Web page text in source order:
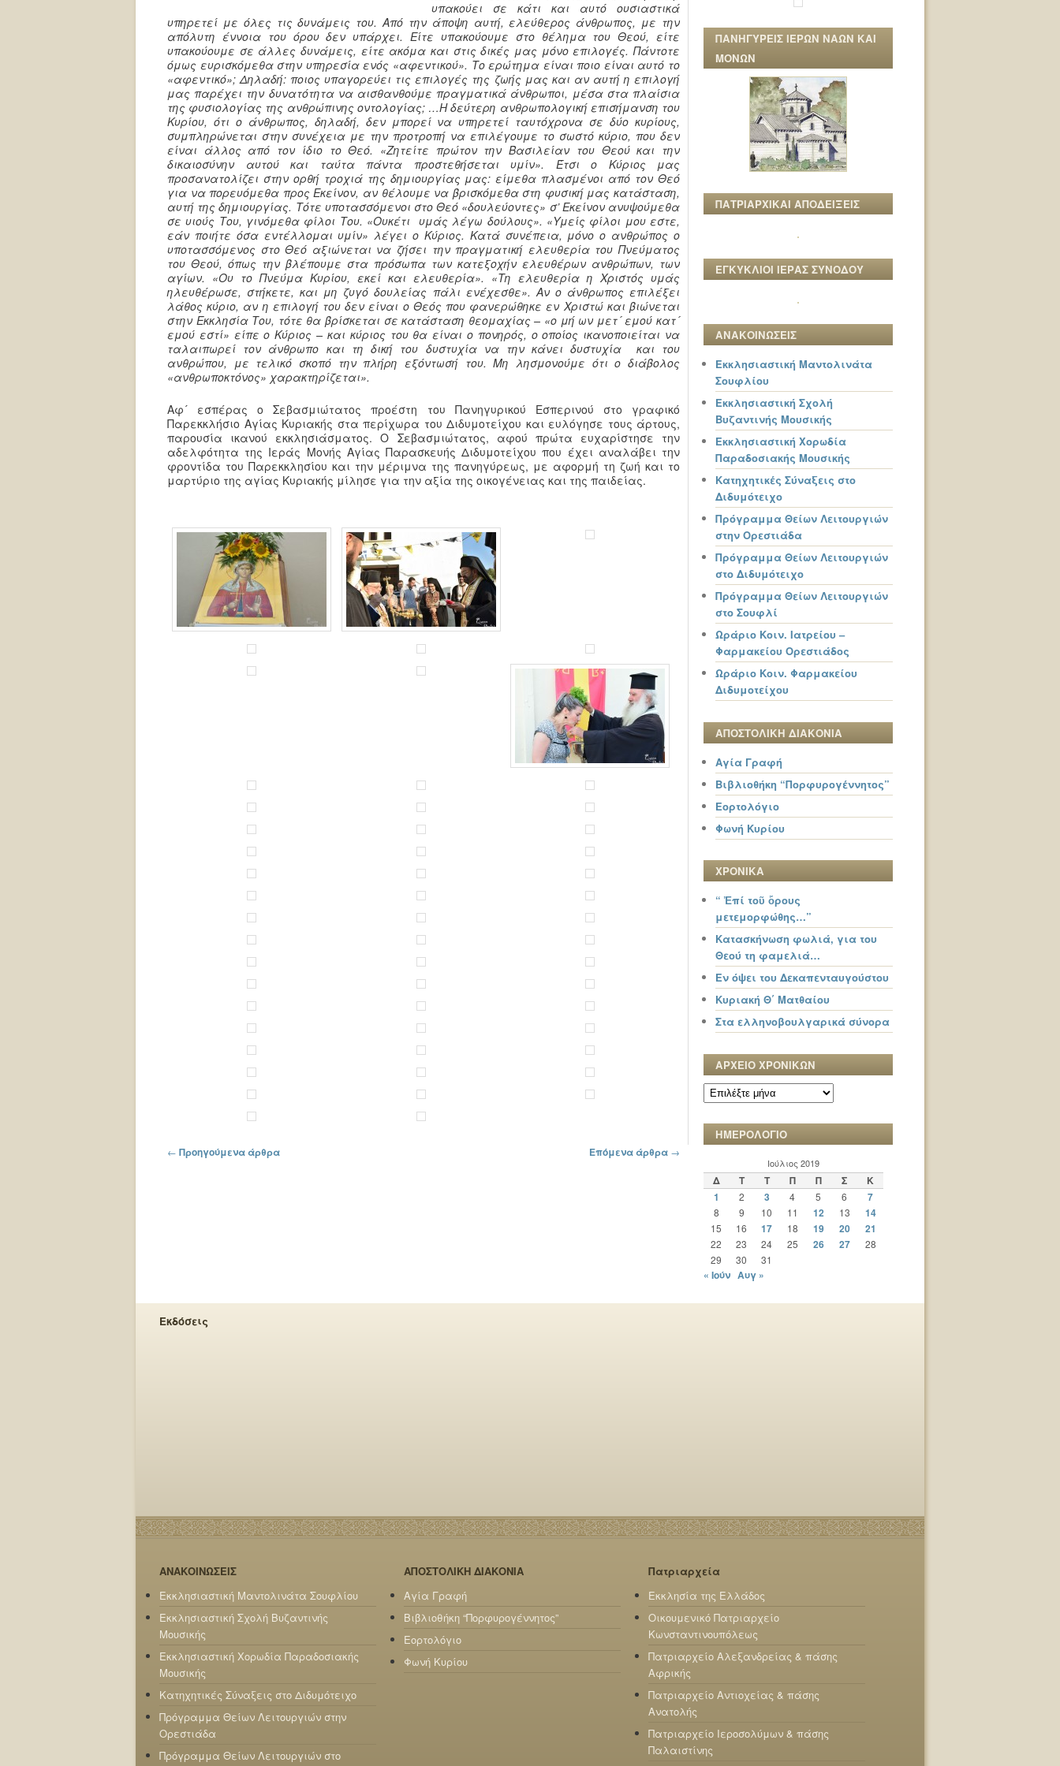
υπακούει σε κάτι και αυτό ουσιαστικά
υπηρετεί με όλες τις δυνάμεις του. Από την άποψη αυτή, ελεύθερος άνθρωπος, με την
απόλυτη έννοια του όρου δεν υπάρχει. Είτε υπακούουμε στο θέλημα του Θεού, είτε
υπακούουμε σε άλλες δυνάμεις, είτε ακόμα και στις δικές μας μόνο επιλογές. Πάντοτε
όμως ευρισκόμεθα στην υπηρεσία ενός «αφεντικού». Το ερώτημα είναι ποιο είναι αυτό το
«αφεντικό»; Δηλαδή: ποιος υπαγορεύει τις επιλογές της ζωής μας και αν αυτή η επιλογή
μας παρέχει την δυνατότητα να αισθανθούμε πραγματικά άνθρωποι, μέσα στα πλαίσια
της φυσιολογίας της ανθρώπινης οντολογίας; …Η δεύτερη ανθρωπολογική επισήμανση του
Κυρίου, ότι ο άνθρωπος, δηλαδή, δεν μπορεί να υπηρετεί ταυτόχρονα σε δύο κυρίους,
συμπληρώνεται στην συνέχεια με την προτροπή να επιλέγουμε το σωστό κύριο, που δεν
είναι άλλος από τον ίδιο το Θεό. «Ζητείτε πρώτον την Βασιλείαν του Θεού και την
δικαιοσύνην αυτού και ταύτα πάντα προστεθήσεται υμίν». Έτσι ο Κύριος μας
προσανατολίζει στην ορθή τροχιά της δημιουργίας μας: είμεθα πλασμένοι από τον Θεό
για να πορευόμεθα προς Εκείνον, αν θέλουμε να βρισκόμεθα στη φυσική μας κατάσταση,
αυτή της δημιουργίας. Τότε υποτασσόμενοι στο Θεό «δουλεύοντες» σ’ Εκείνον ανυψούμεθα
σε υιούς Του, γινόμεθα φίλοι Του. «Ουκέτι υμάς λέγω δούλους». «Υμείς φίλοι μου εστε,
εάν ποιήτε όσα εντέλλομαι υμίν» λέγει ο Κύριος. Κατά συνέπεια, μόνο ο ανθρώπος ο
υποτασσόμενος στο Θεό αξιώνεται να ζήσει την πραγματική ελευθερία του Πνεύματος
του Θεού, όπως την βλέπουμε στα πρόσωπα των κατεξοχήν ελευθέρων ανθρώπων, των
αγίων. «Ου το Πνεύμα Κυρίου, εκεί και ελευθερία». «Τη ελευθερία η Χριστός υμάς
ηλευθέρωσε, στήκετε, και μη ζυγό δουλείας πάλι ενέχεσθε». Αν ο άνθρωπος επιλέξει
λάθος κύριο, αν η επιλογή του δεν είναι ο Θεός που φανερώθηκε εν Χριστώ και βιώνεται
στην Εκκλησία Του, τότε θα βρίσκεται σε κατάσταση θεομαχίας – «ο μή ων μετ´ εμού κατ´
εμού εστί» είπε ο Κύριος – και κύριος του θα είναι ο πονηρός, ο οποίος ικανοποιείται να
ταλαιπωρεί τον άνθρωπο και τη δική του δυστυχία να την κάνει δυστυχία και του
ανθρώπου, με τελικό σκοπό την πλήρη εξόντωσή του. Μη λησμονούμε ότι ο διάβολος
«ανθρωποκτόνος» χαρακτηρίζεται».
Αφ´ εσπέρας ο Σεβασμιώτατος προέστη του Πανηγυρικού Εσπερινού στο γραφικό
Παρεκκλήσιο Αγίας Κυριακής στα περίχωρα του Διδυμοτείχου και ευλόγησε τους άρτους,
παρουσία ικανού εκκλησιάσματος. Ο Σεβασμιώτατος, αφού πρώτα ευχαρίστησε την
αδελφότητα της Ιεράς Μονής Αγίας Παρασκευής Διδυμοτείχου που έχει αναλάβει την
φροντίδα του Παρεκκλησίου και την μέριμνα της πανηγύρεως, με αφορμή τη ζωή και το
μαρτύριο της αγίας Κυριακής μίλησε για την αξία της οικογένειας και της παιδείας.
Πλοήγηση στα άρθρα
← Προηγούμενα άρθρα Επόμενα άρθρα →
ΠΑΝΗΓΥΡΕΙΣ ΙΕΡΩΝ ΝΑΩΝ ΚΑΙ
ΜΟΝΩΝ
ΠΑΤΡΙΑΡΧΙΚΑΙ ΑΠΟΔΕΙΞΕΙΣ
ΕΓΚΥΚΛΙΟΙ ΙΕΡΑΣ ΣΥΝΟΔΟΥ
ΑΝΑΚΟΙΝΩΣΕΙΣ
Εκκλησιαστική Μαντολινάτα
Σουφλίου
Εκκλησιαστική Σχολή
Βυζαντινής Μουσικής
Εκκλησιαστική Χορωδία
Παραδοσιακής Μουσικής
Κατηχητικές Σύναξεις στο
Διδυμότειχο
Πρόγραμμα Θείων Λειτουργιών
στην Ορεστιάδα
Πρόγραμμα Θείων Λειτουργιών
στο Διδυμότειχο
Πρόγραμμα Θείων Λειτουργιών
στο Σουφλί
Ωράριο Κοιν. Ιατρείου –
Φαρμακείου Ορεστιάδος
Ωράριο Κοιν. Φαρμακείου
Διδυμοτείχου
ΑΠΟΣΤΟΛΙΚΗ ΔΙΑΚΟΝΙΑ
Αγία Γραφή
Βιβλιοθήκη “Πορφυρογέννητος”
Εορτολόγιο
Φωνή Κυρίου
ΧΡΟΝΙΚΑ
“ Ἐπί τοῦ ὄρους
μετεμορφώθης…”
Κατασκήνωση φωλιά, για του
Θεού τη φαμελιά…
Εν όψει του Δεκαπενταυγούστου
Κυριακή Θ΄ Ματθαίου
Στα ελληνοβουλγαρικά σύνορα
ΑΡΧΕΙΟ ΧΡΟΝΙΚΩΝ
ΑΡΧΕΙΟ
ΧΡΟΝΙΚΩΝ
ΗΜΕΡΟΛΟΓΙΟ
Ιούλιος 2019
Δ Τ Τ Π Π Σ
Κ
1
2 3 4 5 6 7
8 9 10 11 12 13 14
15 16 17 18 19 20 21
22 23 24 25 26 27
28
29
30 31
« Ιούν Αυγ »
Εκδόσεις
ΑΝΑΚΟΙΝΩΣΕΙΣ
Εκκλησιαστική Μαντολινάτα Σουφλίου
Εκκλησιαστική Σχολή Βυζαντινής
Μουσικής
Εκκλησιαστική Χορωδία Παραδοσιακής
Μουσικής
Κατηχητικές Σύναξεις στο Διδυμότειχο
Πρόγραμμα Θείων Λειτουργιών στην
Ορεστιάδα
Πρόγραμμα Θείων Λειτουργιών στο
ΑΠΟΣΤΟΛΙΚΗ ΔΙΑΚΟΝΙΑ
Αγία Γραφή
Βιβλιοθήκη “Πορφυρογέννητος”
Εορτολόγιο
Φωνή Κυρίου
Πατριαρχεία
Εκκλησία της Ελλάδος
Οικουμενικό Πατριαρχείο
Κωνσταντινουπόλεως
Πατριαρχείο Αλεξανδρείας & πάσης
Αφρικής
Πατριαρχείο Αντιοχείας & πάσης
Ανατολής
Πατριαρχείο Ιεροσολύμων & πάσης
Παλαιστίνης